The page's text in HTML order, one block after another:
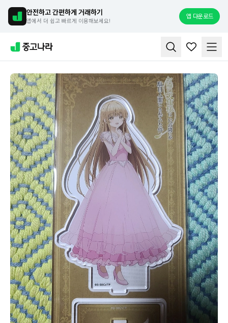
안전하고 간편하게 거래하기
앱에서 더 쉽고 빠르게 이용해보세요!
앱 다운로드